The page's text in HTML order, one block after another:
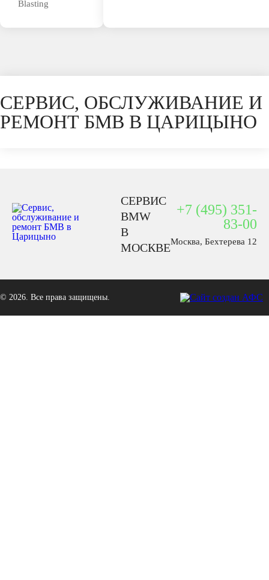
Blasting
СЕРВИС, ОБСЛУЖИВАНИЕ И
РЕМОНТ БМВ В ЦАРИЦЫНО
СЕРВИС
BMW
В
МОСКВЕ
+7 (495) 351-
83-00
Москва, Бехтерева 12
© 2026. Все права защищены.